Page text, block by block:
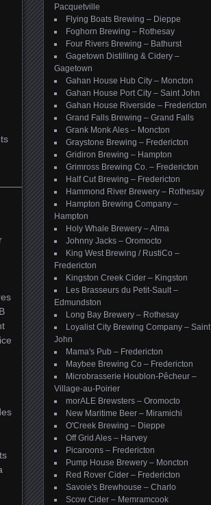
Pacquetville
Flying Boats Brewing – Dieppe
Foghorn Brewing – Rothesay
Four Rivers Brewing – Bathurst
Gagetown Distilling & Cidery –
Gagetown
Gahan House Hub City – Moncton
Gahan House Port City – Saint John
Gahan House Riverside – Fredericton
Grand Falls Brewing – Grand Falls
Grank Monk Ales – Moncton
Graystone Brewing – Fredericton
Gridiron Brewing – Hampton
Grimross Brewing Co. – Fredericton
Half Cut Brewing – Fredericton
Hammond River Brewery – Rothesay
Hampton Brewing Company –
Hampton
Holy Whale Brewery – Alma
Johnny Jacks – Oromocto
King West Brewing / RustiCo –
Fredericton
Kingston Creek Cider – Kingston
Les Brasseurs du Petit-Sault –
Edmundston
Long Bay Brewery – Rothesay
Loyalist City Brewing Company – Saint
John
Mama's Pub – Fredericton
Maybee Brewing Co – Fredericton
Microbrasserie Houblon-Pêcheur –
Village-au-Poirier
morALE Brewsters – Oromocto
New Maritime Beer – Miramichi
O'Creek Brewing – Dieppe
Off Grid Ales – Harvey
Picaroons – Fredericton
Pump House Brewery – Moncton
Red Rover Cider – Fredericton
Savoie's Brewhouse – Charlo
Scow Cider – Memramcook